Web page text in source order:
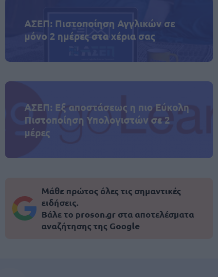
ΑΣΕΠ: Πιστοποίηση Αγγλικών σε
μόνο 2 ημέρες στα χέρια σας
ΑΣΕΠ: Εξ αποστάσεως η πιο Εύκολη
Πιστοποίηση Υπολογιστών σε 2
μέρες
Μάθε πρώτος όλες τις σημαντικές
ειδήσεις.
Βάλε το proson.gr στα αποτελέσματα
αναζήτησης της Google